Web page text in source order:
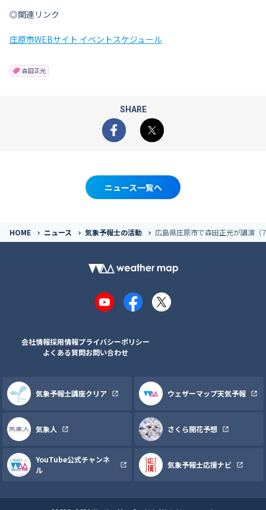
◎関連リンク
庄原市WEBサイト イベントスケジュール
森田正光
SHARE
Facebook
X
ニュース一覧へ
HOME ニュース 気象予報士の活動 広島県庄原市で森田正光が講演（
YouTubeFacebook
X
会社情報採用情報プライバシーポリシー
よくある質問お問い合わせ
気象予報士講座クリア ウェザーマップ天気予報
気象人 さくら開花予想
YouTube公式チャンネ
ル
気象予報士応援ナビ